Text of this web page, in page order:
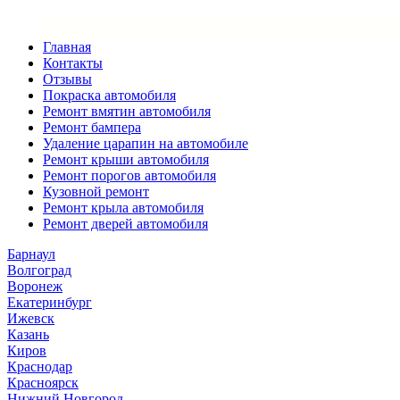
Главная
Контакты
Отзывы
Покраска автомобиля
Ремонт вмятин автомобиля
Ремонт бампера
Удаление царапин на автомобиле
Ремонт крыши автомобиля
Ремонт порогов автомобиля
Кузовной ремонт
Ремонт крыла автомобиля
Ремонт дверей автомобиля
Барнаул
Волгоград
Воронеж
Екатеринбург
Ижевск
Казань
Киров
Краснодар
Красноярск